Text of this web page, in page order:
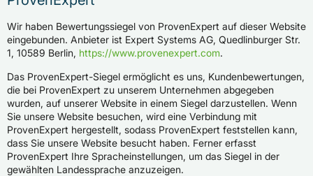
Wir haben Bewertungssiegel von ProvenExpert auf dieser Website
eingebunden. Anbieter ist Expert Systems AG, Quedlinburger Str.
1, 10589 Berlin, https://www.provenexpert.com.
Das ProvenExpert-Siegel ermöglicht es uns, Kundenbewertungen,
die bei ProvenExpert zu unserem Unternehmen abgegeben
wurden, auf unserer Website in einem Siegel darzustellen. Wenn
Sie unsere Website besuchen, wird eine Verbindung mit
ProvenExpert hergestellt, sodass ProvenExpert feststellen kann,
dass Sie unsere Website besucht haben. Ferner erfasst
ProvenExpert Ihre Spracheinstellungen, um das Siegel in der
gewählten Landessprache anzuzeigen.